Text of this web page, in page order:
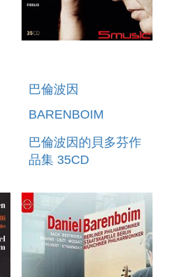
巴倫波因
BARENBOIM
巴倫波因的貝多芬作
品集 35CD
BARENBOIM 35CD